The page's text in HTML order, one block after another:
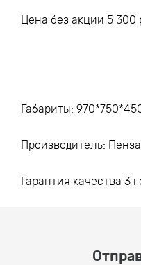
Цена без акции 5 300
Габариты:
Производитель:
Гарантия качества 3